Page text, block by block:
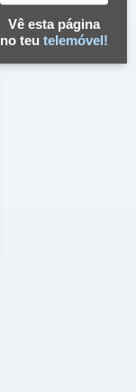
Vê esta página
no teu telemóvel!